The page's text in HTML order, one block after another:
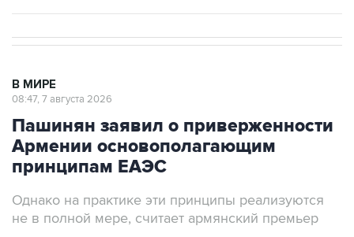
В МИРЕ
08:47, 7 августа 2026
Пашинян заявил о приверженности
Армении основополагающим
принципам ЕАЭС
Однако на практике эти принципы реализуются
не в полной мере, считает армянский премьер